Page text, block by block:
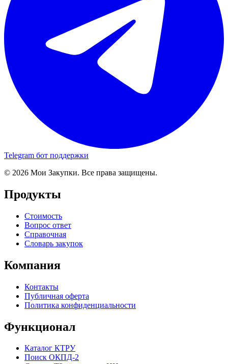
Telegram бот поддержки
© 2026 Мои Закупки. Все права защищены.
Продукты
Стоимость
Вопрос ответ
Справочная
Словарь закупок
Компания
Контакты
Публичная оферта
Политика конфиденциальности
Функционал
Каталог КТРУ
Поиск ОКПД-2